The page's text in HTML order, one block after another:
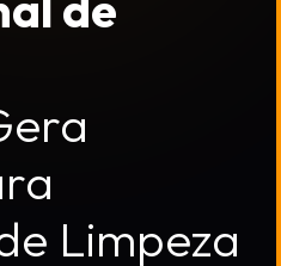
Limpeza